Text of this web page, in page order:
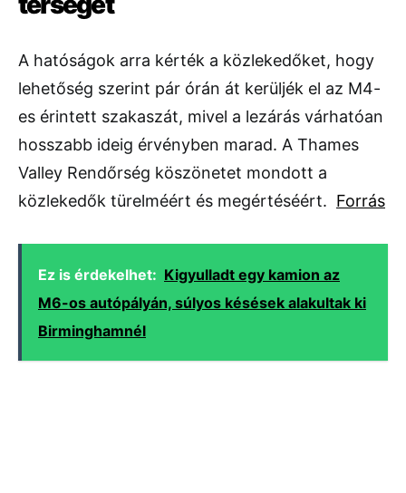
A hatóságok arra kérték a közlekedőket, hogy
lehetőség szerint pár órán át kerüljék el az M4-
es érintett szakaszát, mivel a lezárás várhatóan
hosszabb ideig érvényben marad. A Thames
Valley Rendőrség köszönetet mondott a
közlekedők türelméért és megértéséért. Forrás
Ez is érdekelhet: Kigyulladt egy kamion az
M6-os autópályán, súlyos késések alakultak ki
Birminghamnél